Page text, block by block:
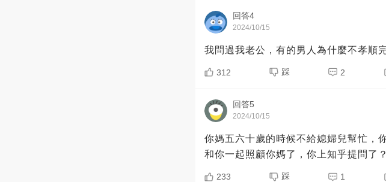
回答4
2024/10/15
我問過我老公，有的男人為什麼不孝順
312 踩 2
回答5
2024/10/15
你媽五六十歲的時候不給媳婦兒幫忙，
和你一起照顧你媽了，你上知乎提問了？
233 踩 1